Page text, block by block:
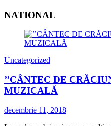
NATIONAL
Uncategorized
’’CÂNTEC DE
MUZICALĂ
decembrie 11, 2018